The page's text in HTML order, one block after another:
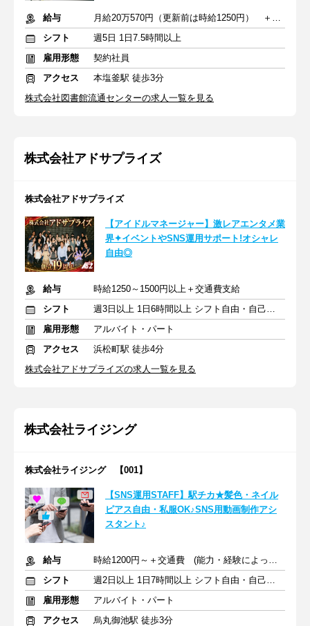
給与
月給20万570円（更新前は時給1250円） ＋交通費
シフト
週5日 1日7.5時間以上
雇用形態
契約社員
アクセス
本塩釜駅 徒歩3分
株式会社図書館流通センターの求人一覧を見る
株式会社アドサプライズ
株式会社アドサプライズ
【アイドルマネージャー】激レアエンタメ業
界✦イベントやSNS運用サポート!オシャレ
自由◎
給与
時給1250～1500円以上＋交通費支給
シフト
週3日以上 1日6時間以上 シフト自由・自己申告
雇用形態
アルバイト・パート
アクセス
浜松町駅 徒歩4分
株式会社アドサプライズの求人一覧を見る
株式会社ライジング
株式会社ライジング 【001】
【SNS運用STAFF】駅チカ★髪色・ネイル
ピアス自由・私服OK♪SNS用動画制作アシ
スタント♪
給与
時給1200円～＋交通費 (能力・経験によってインセンティブあり)
シフト
週2日以上 1日7時間以上 シフト自由・自己申告
雇用形態
アルバイト・パート
アクセス
烏丸御池駅 徒歩3分